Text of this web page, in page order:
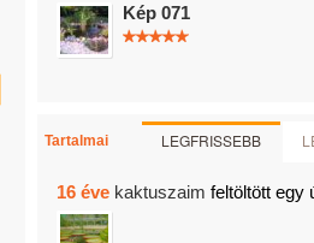
Kép 071
Tartalmai LEGFRISSEBB
16 éve kaktuszaim feltöltött egy